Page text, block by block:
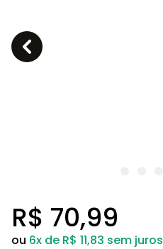
R$ 70,99
ou 6x de R$ 11,83 sem juros